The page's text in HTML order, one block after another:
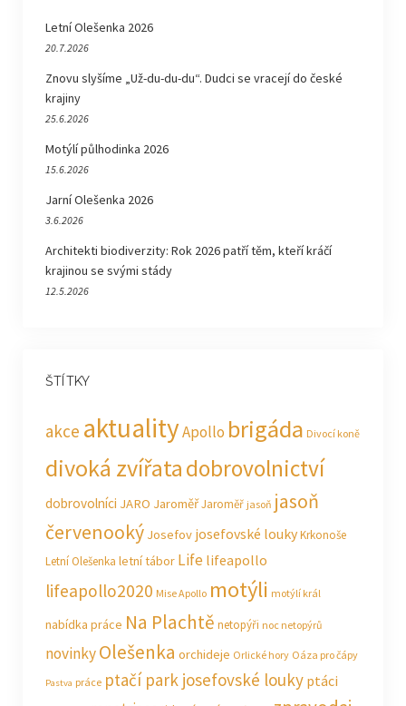
Letní Olešenka 2026
20.7.2026
Znovu slyšíme „Už-du-du-du“. Dudci se vracejí do české
krajiny
25.6.2026
Motýlí půlhodinka 2026
15.6.2026
Jarní Olešenka 2026
3.6.2026
Architekti biodiverzity: Rok 2026 patří těm, kteří kráčí
krajinou se svými stády
12.5.2026
ŠTÍTKY
akce aktualityApollo brigáda Divocí koně
divoká zvířatadobrovolnictví
dobrovolníci JARO JaroměřJaroměř jasoň jasoň
červenooký Josefov josefovské loukyKrkonoše
Letní Olešenka letní tábor Life lifeapollo
lifeapollo2020 Mise Apollo motýli motýlí král
nabídka práce Na Plachtě netopýři noc netopýrů
novinkyOlešenka orchideje Orlické hory Oáza pro čápy
Pastva práce ptačí park josefovské louky ptáci